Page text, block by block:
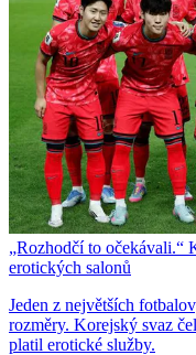
„Rozhodčí to očekávali.“
erotických salonů
Jeden z největších
rozměry. Korejský svaz
platil erotické služby.